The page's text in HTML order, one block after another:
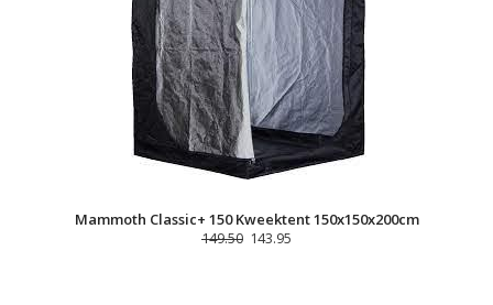
Mammoth Classic+ 150 Kweektent 150x150x200cm
149.50 143.95